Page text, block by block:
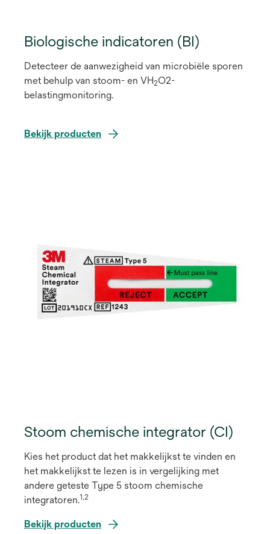
Biologische indicatoren (BI)
Detecteer de aanwezigheid van microbiële sporen
met behulp van stoom- en VH2O2-
belastingmonitoring.
Bekijk producten
Stoom chemische integrator (CI)
Kies het product dat het makkelijkst te vinden en
het makkelijkst te lezen is in vergelijking met
andere geteste Type 5 stoom chemische
integratoren.1,2
Bekijk producten